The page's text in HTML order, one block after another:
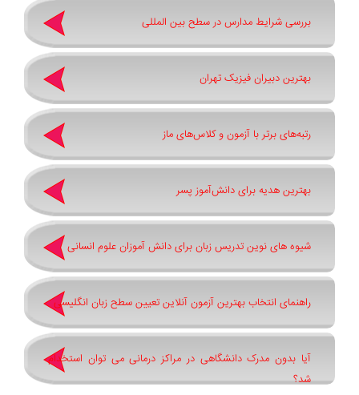
بررسی شرایط مدارس در سطح بین المللی
بهترین دبیران فیزیک تهران
رتبه‌های برتر با آزمون و کلاس‌های ماز
بهترین هدیه برای دانش‌آموز پسر
شیوه های نوین تدریس زبان برای دانش آموزان علوم انسانی
راهنمای انتخاب بهترین آزمون آنلاین تعیین سطح زبان انگلیسی
آیا بدون مدرک دانشگاهی در مراکز درمانی می توان استخدام
شد؟